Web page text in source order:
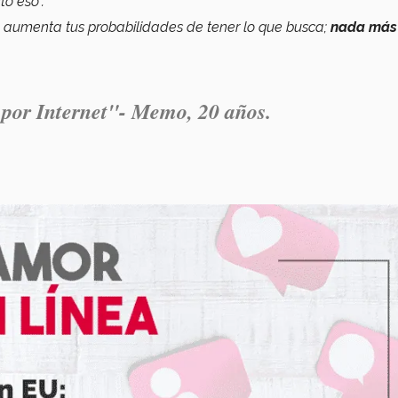
tus probabilidades de tener lo que busca; nada
Internet"- Memo, 20 años.